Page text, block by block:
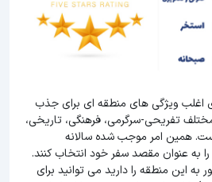
اغلب ویژگی های منطقه ای برای جذب
تفریحی-سرگرمی، فرهنگی، تاریخی،
همین امر موجب شده سالانه
را به عنوان مقصد سفر خود انتخاب کنند.
به این منطقه را دارید می توانید برای